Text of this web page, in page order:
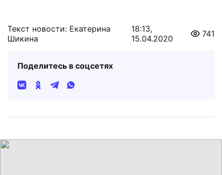
Текст новости: Екатерина
Шикина
18:13,
15.04.2020
741
Поделитесь в соцсетях